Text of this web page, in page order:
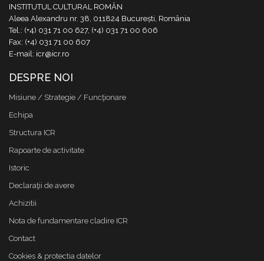
INSTITUTUL CULTURAL ROMÂN
Aleea Alexandru nr. 38, 011824 București, România
Tel.: (+4) 031 71 00 627, (+4) 031 71 00 606
Fax: (+4) 031 71 00 607
E-mail: icr@icr.ro
DESPRE NOI
Misiune / Strategie / Funcţionare
Echipa
Structura ICR
Rapoarte de activitate
Istoric
Declaraţii de avere
Achizitii
Nota de fundamentare cladire ICR
Contact
Cookies & protectia datelor